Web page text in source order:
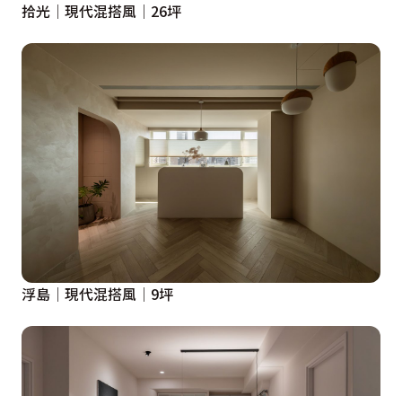
拾光│現代混搭風│26坪
浮島│現代混搭風│9坪